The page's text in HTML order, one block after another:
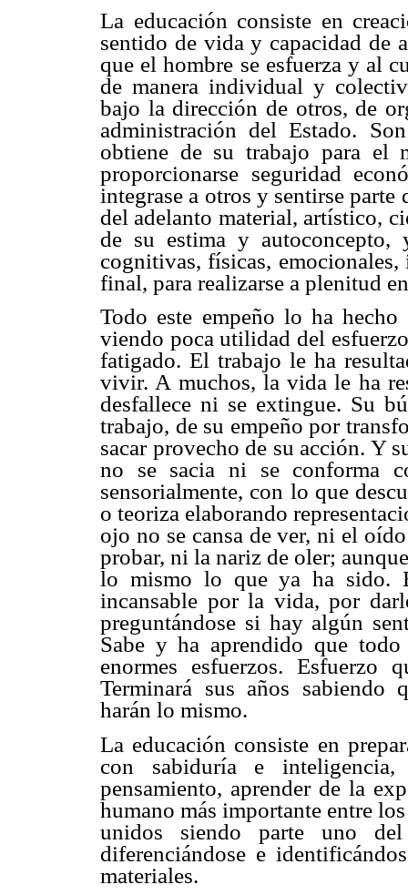
La educación consiste en
sentido de vida y capacidad de
que el hombre se esfuerza y al
de manera individual y
bajo la dirección de otros, de
administración del Estado.
obtiene de su trabajo para el
proporcionarse seguridad
integrase a otros y sentirse
del adelanto material, artístico,
de su estima y autoconcepto,
cognitivas, físicas,
final, para realizarse a plenitud
Todo este empeño lo ha
viendo poca utilidad del
fatigado. El trabajo le ha
vivir. A muchos, la vida le ha
desfallece ni se extingue. Su
trabajo, de su empeño por
sacar provecho de su acción. Y
no se sacia ni se conforma
sensorialmente, con lo que
o teoriza elaborando
ojo no se cansa de ver, ni el
probar, ni la nariz de oler;
lo mismo lo que ya ha sido.
incansable por la vida, por
preguntándose si hay algún
Sabe y ha aprendido que
enormes esfuerzos. Esfuerzo
Terminará sus años sabiendo
harán lo mismo.
La educación consiste en
con sabiduría e
pensamiento, aprender de la
humano más importante entre
unidos siendo parte uno
diferenciándose e
materiales.